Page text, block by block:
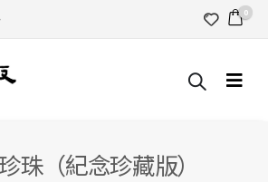
0
珠（紀念珍藏版）